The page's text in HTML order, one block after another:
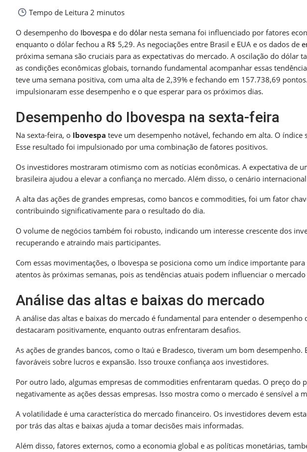
Tempo de Leitura 2 minutos
O desempenho do Ibovespa e do dólar nesta semana foi influenciado por fatores
enquanto o dólar fechou a R$ 5,29. As negociações entre Brasil e EUA e os dados de
próxima semana são cruciais para as expectativas do mercado. A oscilação do dólar
as condições econômicas globais, tornando fundamental acompanhar essas
teve uma semana positiva, com uma alta de 2,39% e fechando em 157.738,69
impulsionaram esse desempenho e o que esperar para os próximos dias.
Desempenho do Ibovespa na sexta-feira
Na sexta-feira, o Ibovespa teve um desempenho notável, fechando em alta. O
Esse resultado foi impulsionado por uma combinação de fatores positivos.
Os investidores mostraram otimismo com as notícias econômicas. A expectativa de
brasileira ajudou a elevar a confiança no mercado. Além disso, o cenário
A alta das ações de grandes empresas, como bancos e commodities, foi um fator
contribuindo significativamente para o resultado do dia.
O volume de negócios também foi robusto, indicando um interesse crescente dos
recuperando e atraindo mais participantes.
Com essas movimentações, o Ibovespa se posiciona como um índice importante
atentos às próximas semanas, pois as tendências atuais podem influenciar o
Análise das altas e baixas do mercado
A análise das altas e baixas do mercado é fundamental para entender o desempenho
destacaram positivamente, enquanto outras enfrentaram desafios.
As ações de grandes bancos, como o Itaú e Bradesco, tiveram um bom desempenho.
favoráveis sobre lucros e expansão. Isso trouxe confiança aos investidores.
Por outro lado, algumas empresas de commodities enfrentaram quedas. O preço do
negativamente as ações dessas empresas. Isso mostra como o mercado é sensível a
A volatilidade é uma característica do mercado financeiro. Os investidores devem
por trás das altas e baixas ajuda a tomar decisões mais informadas.
Além disso, fatores externos, como a economia global e as políticas monetárias,